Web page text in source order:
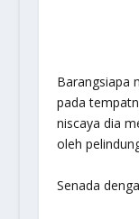
Barangsiapa
pada
niscaya dia
oleh
Senada